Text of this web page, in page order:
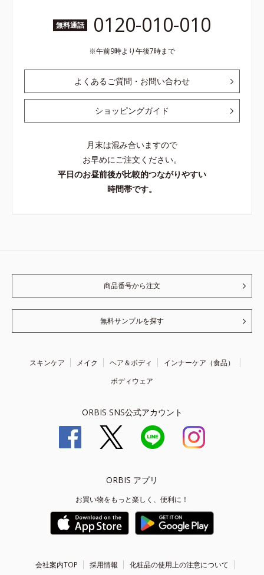
無料通話 0120-010-010
午前9時より午後7時まで
よくあるご質問・お問い合わせ
ショッピングガイド
月末は混み合いますので
お早めにご注文ください。
平日のお昼前後が比較的つながりやすい
時間帯です。
商品番号から注文
無料サンプルを探す
スキンケア メイク ヘア＆ボディ
インナーケア（食品）
ボディウェア
ORBIS SNS公式アカウント
ORBIS アプリ
お買い物をもっと楽しく、便利に！
会社案内TOP 採用情報 化粧品の使用上の注意について